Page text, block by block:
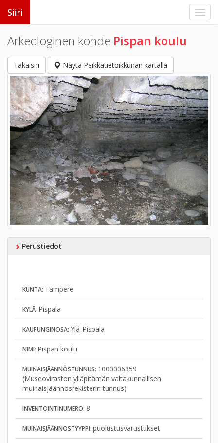
Siiri
Arkeologinen kohde Pispan koulu
Takaisin Näytä Paikkatietoikkunan kartalla
Perustiedot
KUNTA: Tampere
KYLÄ: Pispala
KAUPUNGINOSA: Ylä-Pispala
NIMI: Pispan koulu
MUINAISJÄÄNNÖSTUNNUS: 1000006359
(Museoviraston ylläpitämän valtakunnallisen
muinaisjäännösrekisterin tunnus)
INVENTOINTINUMERO: 8
MUINAISJÄÄNNÖSTYYPPI: puolustusvarustukset